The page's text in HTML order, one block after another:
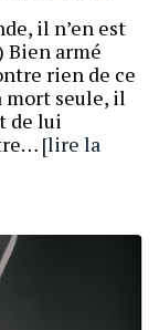
il n’en est
Bien armé
rien de ce
mort seule, il
de lui
[lire la